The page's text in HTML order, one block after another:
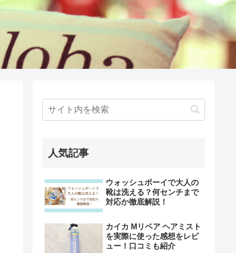
人気記事
ウォッシュボーイで大人の
靴は洗える？何センチまで
対応か徹底解説！
カイカ Mリペア ヘアミスト
を実際に使った感想をレビ
ュー！口コミも紹介